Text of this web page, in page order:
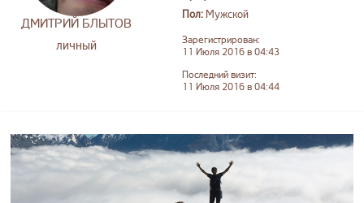
ДМИТРИЙ БЛЫТОВ
личный
Пол: Мужской
Зарегистрирован:
11 Июля 2016 в 04:43
Последний визит:
11 Июля 2016 в 04:44